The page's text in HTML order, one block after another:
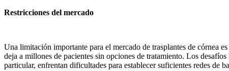
Restricciones del mercado
Una limitación importante para el mercado de trasplantes de córnea
deja a millones de pacientes sin opciones de tratamiento. Los
particular, enfrentan dificultades para establecer suficientes redes de